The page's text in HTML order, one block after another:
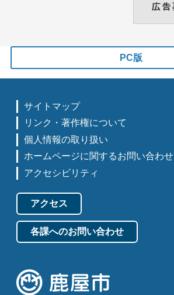
PC版
サイトマップ
リンク・著作権について
個人情報の取り扱い
ホームページに関するお問い合わせ
アクセシビリティ
アクセス
各課へのお問い合わせ